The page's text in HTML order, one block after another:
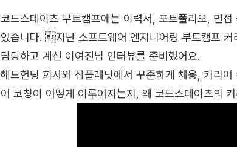
코드스테이츠 부트캠프에는 이력서, 포트폴리오, 면
있습니다. 지난 소프트웨어 엔지니어링 부트캠프
담당하고 계신 이여진님 인터뷰를 준비했어요.
헤드헌팅 회사와 잡플래닛에서 꾸준하게 채용, 커리
어 코칭이 어떻게 이루어지는지, 왜 코드스테이츠의